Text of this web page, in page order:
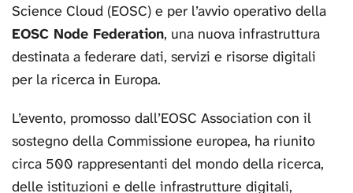
Science Cloud (EOSC) e per l’avvio operativo della
EOSC Node Federation, una nuova infrastruttura
destinata a federare dati, servizi e risorse digitali
per la ricerca in Europa.
L’evento, promosso dall’EOSC Association con il
sostegno della Commissione europea, ha riunito
circa 500 rappresentanti del mondo della ricerca,
delle istituzioni e delle infrastrutture digitali,